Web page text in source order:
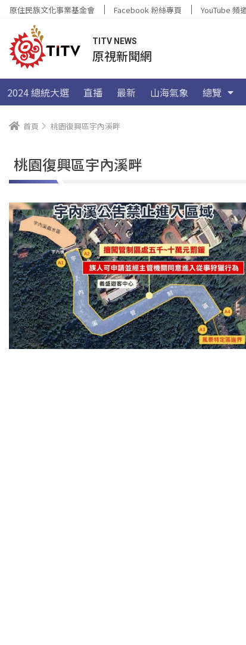
原住民族文化事業基金會 Facebook 粉絲專頁 YouTube 頻
TITV NEWS
原視新聞網
2024 總統大選 直播 最新 山海氣象 總覽
首頁 桃園復興區宇內溪畔
桃園復興區宇內溪畔